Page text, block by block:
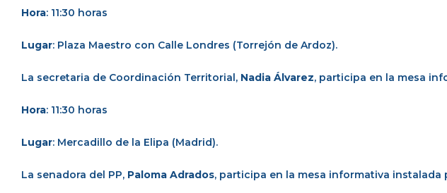
Hora: 11:30 horas
Lugar: Plaza Maestro con Calle Londres (Torrejón de Ardoz).
La secretaria de Coordinación Territorial, Nadia Álvarez, participa en la mesa
Hora: 11:30 horas
Lugar: Mercadillo de la Elipa (Madrid).
La senadora del PP, Paloma Adrados, participa en la mesa informativa instalada